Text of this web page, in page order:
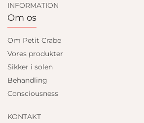
INFORMATION
Om os
Om Petit Crabe
Vores produkter
Sikker i solen
Behandling
Consciousness
KONTAKT